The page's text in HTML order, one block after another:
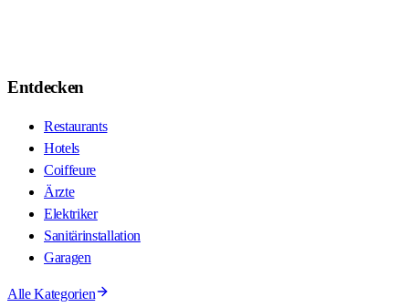
Entdecken
Restaurants
Hotels
Coiffeure
Ärzte
Elektriker
Sanitärinstallation
Garagen
Alle Kategorien